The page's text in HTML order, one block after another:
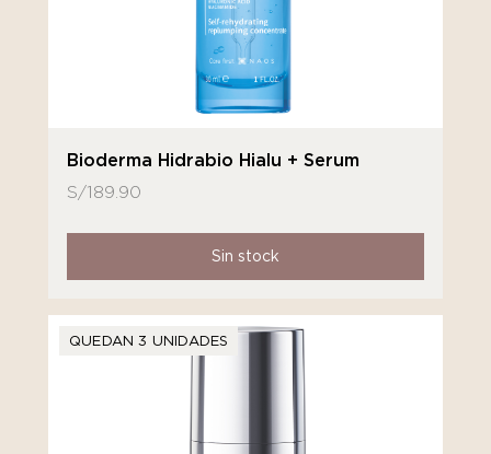
Bioderma Hidrabio Hialu + Serum
S/189.90
Sin stock
QUEDAN 3 UNIDADES